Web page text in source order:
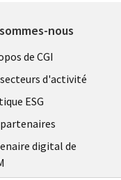
nous
de CGI
d'activité
ESG
digital de